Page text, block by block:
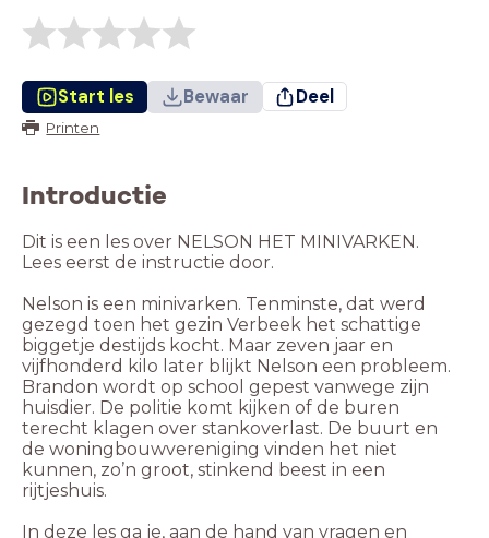
Start les Bewaar Deel
Printen
Introductie
Dit is een les over NELSON HET MINIVARKEN.
Lees eerst de instructie door.
Nelson is een minivarken. Tenminste, dat werd
gezegd toen het gezin Verbeek het schattige
biggetje destijds kocht. Maar zeven jaar en
vijfhonderd kilo later blijkt Nelson een probleem.
Brandon wordt op school gepest vanwege zijn
huisdier. De politie komt kijken of de buren
terecht klagen over stankoverlast. De buurt en
de woningbouwvereniging vinden het niet
kunnen, zo’n groot, stinkend beest in een
rijtjeshuis.
In deze les ga je, aan de hand van vragen en